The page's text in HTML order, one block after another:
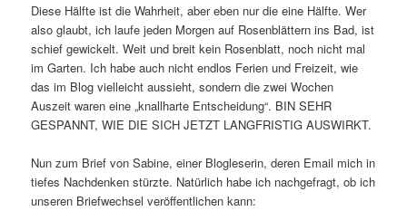
Diese Hälfte ist die Wahrheit, aber eben nur die eine Hälfte. Wer
also glaubt, ich laufe jeden Morgen auf Rosenblättern ins Bad, ist
schief gewickelt. Weit und breit kein Rosenblatt, noch nicht mal
im Garten. Ich habe auch nicht endlos Ferien und Freizeit, wie
das im Blog vielleicht aussieht, sondern die zwei Wochen
Auszeit waren eine „knallharte Entscheidung“. BIN SEHR
GESPANNT, WIE DIE SICH JETZT LANGFRISTIG AUSWIRKT.
Nun zum Brief von Sabine, einer Blogleserin, deren Email mich in
tiefes Nachdenken stürzte. Natürlich habe ich nachgefragt, ob ich
unseren Briefwechsel veröffentlichen kann: